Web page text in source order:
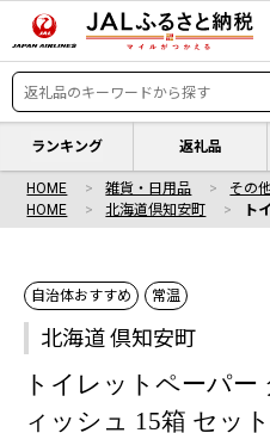
ランキング 返礼品
HOME 雑貨・日用品 その
HOME
北海道倶知安町 ト
自治体おすすめ 常温
北海道 倶知安町
トイレットペーパー
ィッシュ 15箱 セッ